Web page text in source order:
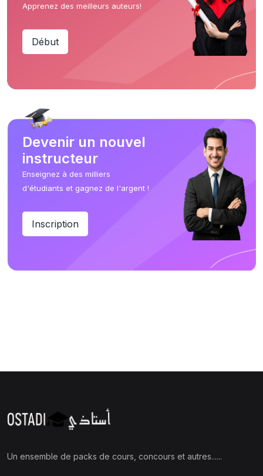
Apprenez des meilleurs auteurs!
Début
Devenir un nouvel
instructeur
Enseignez à des milliers
d'étudiants et gagnez de l'argent !
Inscription
Un ensemble de packs de cours, concours et autres......